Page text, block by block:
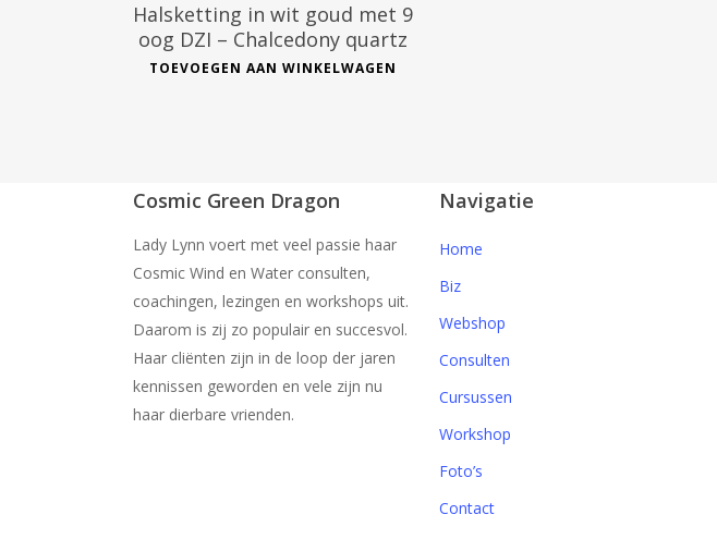
Halsketting in wit goud met 9
oog DZI – Chalcedony quartz
TOEVOEGEN AAN WINKELWAGEN
Cosmic Green Dragon
Lady Lynn voert met veel passie haar
Cosmic Wind en Water consulten,
coachingen, lezingen en workshops uit.
Daarom is zij zo populair en succesvol.
Haar cliënten zijn in de loop der jaren
kennissen geworden en vele zijn nu
haar dierbare vrienden.
Navigatie
Home
Biz
Webshop
Consulten
Cursussen
Workshop
Foto’s
Contact